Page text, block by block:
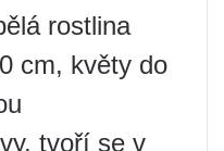
rostlina
cm, květy do
tvoří se v